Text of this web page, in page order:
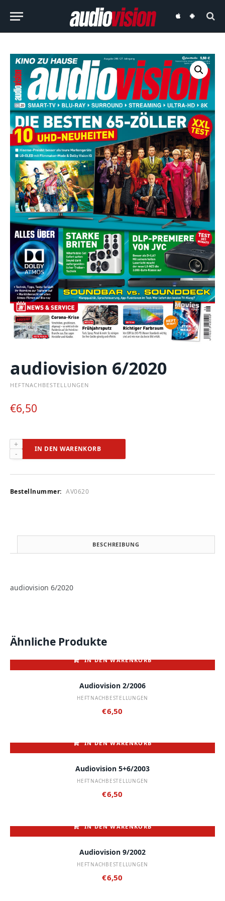
audiovisionaudiovision
audiovision 6/2020
HEFTNACHBESTELLUNGEN
€6,50
audiovision
6/2020
IN DEN WARENKORB
Bestellnummer: AV0620
BESCHREIBUNG
audiovision 6/2020
Ähnliche Produkte
IN DEN WARENKORB
Audiovision 2/2006
HEFTNACHBESTELLUNGEN
€6,50
IN DEN WARENKORB
Audiovision 5+6/2003
HEFTNACHBESTELLUNGEN
€6,50
IN DEN WARENKORB
Audiovision 9/2002
HEFTNACHBESTELLUNGEN
€6,50